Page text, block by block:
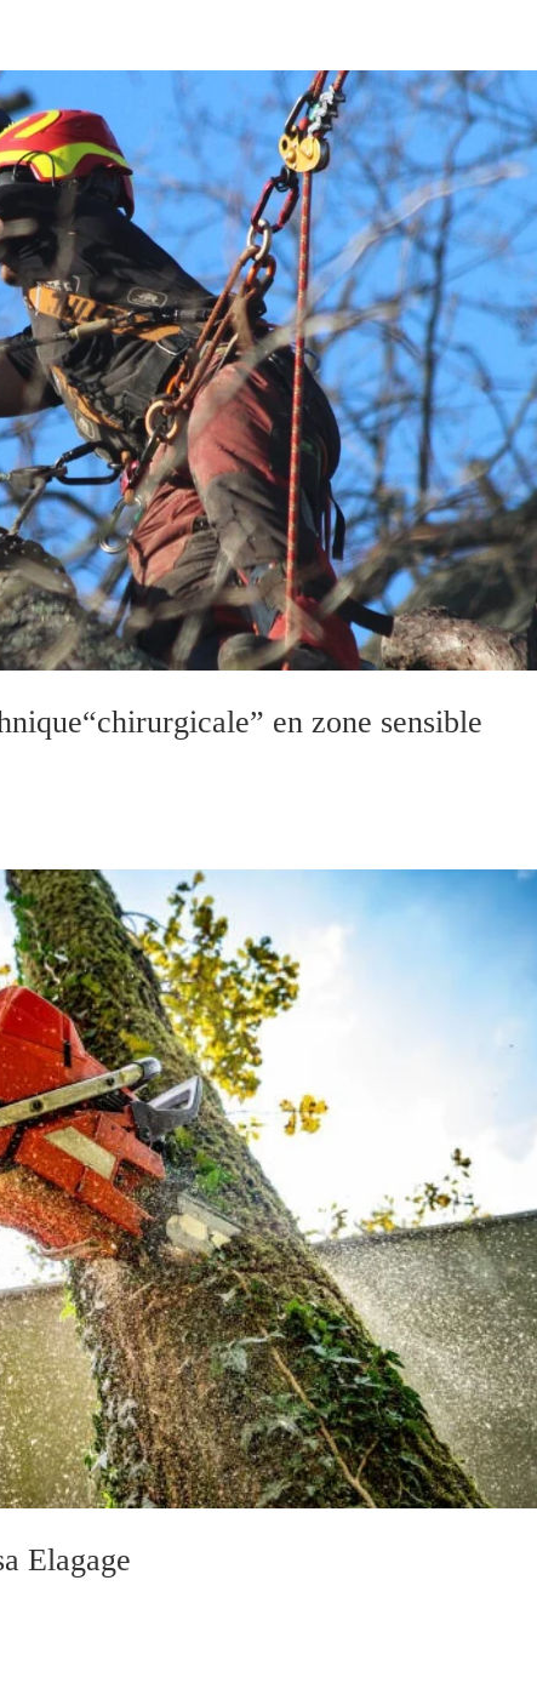
LE RÉEMPLOI DU BOIS BLOG CONTACT
en zone sensible
Elagage